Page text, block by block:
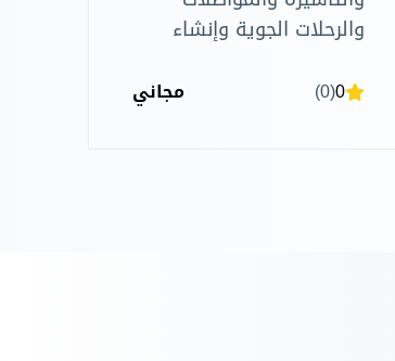
والرحلات الجوية وإنشاء
الحجوزات بكفاءة وأتمتة
0
(0) مجاني